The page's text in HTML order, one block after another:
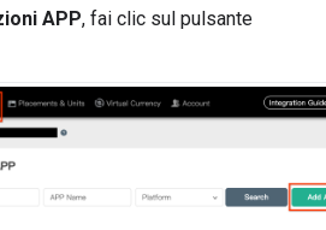
APP, fai clic sul pulsante